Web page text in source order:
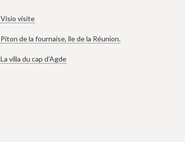
Visio visite
Piton de la fournaise, île de la Réunion.
La villa du cap d’Agde